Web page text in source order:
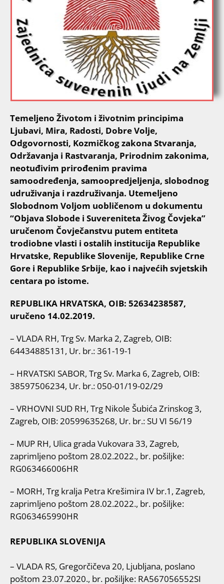
Temeljeno Životom i životnim principima
Ljubavi, Mira, Radosti, Dobre Volje,
Odgovornosti, Kozmičkog zakona Stvaranja,
Održavanja i Rastvaranja, Prirodnim zakonima,
neotuđivim prirođenim pravima
samoodređenja, samoopredjeljenja, slobodnog
udruživanja i razdruživanja. Utemeljeno
Slobodnom Voljom uobličenom u dokumentu
“Objava Slobode i Suvereniteta Živog Čovjeka”
uručenom Čovječanstvu putem entiteta
trodiobne vlasti i ostalih institucija Republike
Hrvatske, Republike Slovenije, Republike Crne
Gore i Republike Srbije, kao i najvećih svjetskih
centara po istome.
REPUBLIKA HRVATSKA, OIB: 52634238587,
uručeno 14.02.2019.
– VLADA RH, Trg Sv. Marka 2, Zagreb, OIB:
64434885131, Ur. br.: 361-19-1
– HRVATSKI SABOR, Trg Sv. Marka 6, Zagreb, OIB:
38597506234, Ur. br.: 050-01/19-02/29
– VRHOVNI SUD RH, Trg Nikole Šubića Zrinskog 3,
Zagreb, OIB: 20599635268, Ur. br.: SU VI 56/19
– MUP RH, Ulica grada Vukovara 33, Zagreb,
zaprimljeno poštom 28.02.2022., br. pošiljke:
RG063466006HR
– MORH, Trg kralja Petra Krešimira IV br.1, Zagreb,
zaprimljeno poštom 28.02.2022., br. pošiljke:
RG063465990HR
REPUBLIKA SLOVENIJA
– VLADA RS, Gregorčičeva 20, Ljubljana, poslano
poštom 23.07.2020., br. pošiljke: RA567056552SI